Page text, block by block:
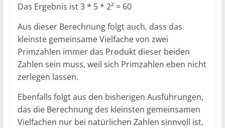
Das Ergebnis ist 3 * 5 * 2² = 60
Aus dieser Berechnung folgt auch, dass das
kleinste gemeinsame Vielfache von zwei
Primzahlen immer das Produkt dieser beiden
Zahlen sein muss, weil sich Primzahlen eben nicht
zerlegen lassen.
Ebenfalls folgt aus den bisherigen Ausführungen,
das die Berechnung des kleinsten gemeinsamen
Vielfachen nur bei natürlichen Zahlen sinnvoll ist.